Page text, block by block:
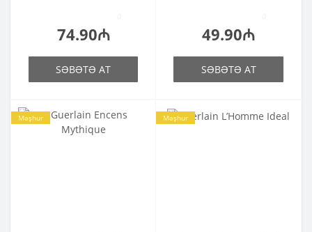
74.90₼
SƏBƏTƏ AT
49.90₼
SƏBƏTƏ AT
Məşhur Məşhur